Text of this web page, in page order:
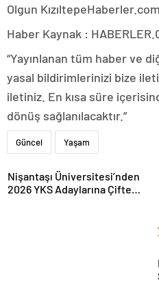
Olgun Kızıltepe
Haber Kaynak :
“Yayınlanan tüm haber ve
yasal bildirimlerinizi bize
iletiniz. En kısa süre
dönüş sağlanılacaktır.”
Güncel Yaşam
Nişantaşı Üniversitesi’nden
2026 YKS Adaylarına Çifte